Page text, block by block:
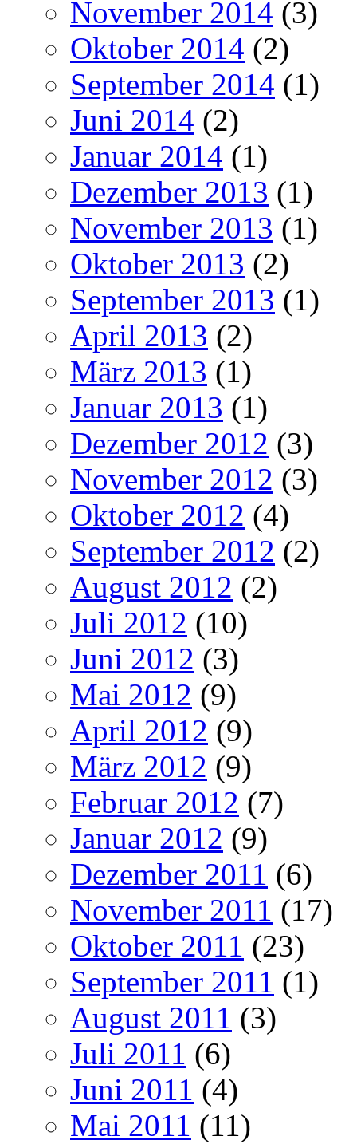
November 2014 (3)
Oktober 2014 (2)
September 2014 (1)
Juni 2014 (2)
Januar 2014 (1)
Dezember 2013 (1)
November 2013 (1)
Oktober 2013 (2)
September 2013 (1)
April 2013 (2)
März 2013 (1)
Januar 2013 (1)
Dezember 2012 (3)
November 2012 (3)
Oktober 2012 (4)
September 2012 (2)
August 2012 (2)
Juli 2012 (10)
Juni 2012 (3)
Mai 2012 (9)
April 2012 (9)
März 2012 (9)
Februar 2012 (7)
Januar 2012 (9)
Dezember 2011 (6)
November 2011 (17)
Oktober 2011 (23)
September 2011 (1)
August 2011 (3)
Juli 2011 (6)
Juni 2011 (4)
Mai 2011 (11)